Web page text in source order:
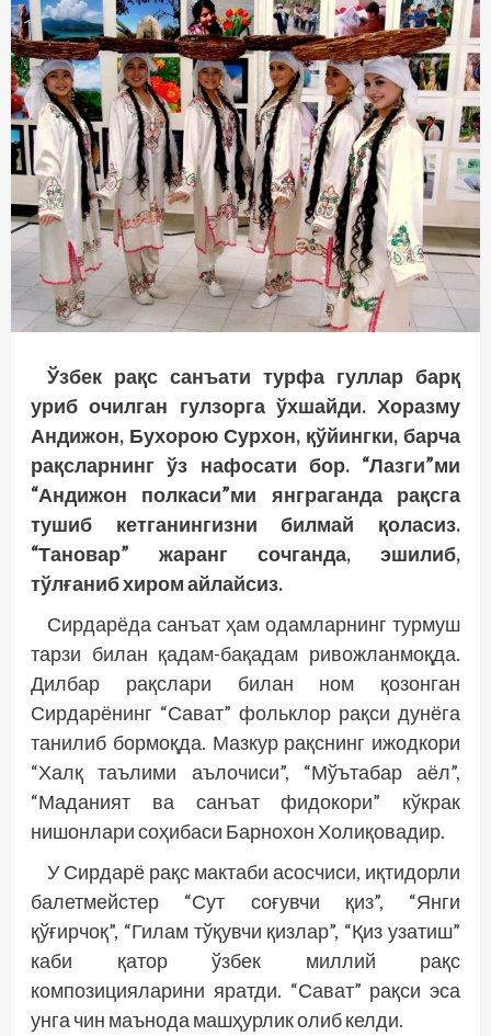
Ўзбек рақс санъати турфа гуллар барқ
уриб очилган гулзорга ўхшайди. Хоразму
Андижон, Бухорою Сурхон, қўйингки, барча
рақсларнинг ўз нафосати бор. “Лазги”ми
“Андижон полкаси”ми янграганда рақсга
тушиб кетганингизни билмай қоласиз.
“Тановар” жаранг сочганда, эшилиб,
тўлғаниб хиром айлайсиз.
Сирдарёда санъат ҳам одамларнинг турмуш
тарзи билан қадам-бақадам ривожланмоқда.
Дилбар рақслари билан ном қозонган
Сирдарёнинг “Сават” фольклор рақси дунёга
танилиб бормоқда. Мазкур рақснинг ижодкори
“Халқ таълими аълочиси”, “Мўътабар аёл”,
“Маданият ва санъат фидокори” кўкрак
нишонлари соҳибаси Барнохон Холиқовадир.
У Сирдарё рақс мактаби асосчиси, иқтидорли
балетмейстер “Сут соғувчи қиз”, “Янги
қўғирчоқ”, “Гилам тўқувчи қизлар”, “Қиз узатиш”
каби қатор ўзбек миллий рақс
композицияларини яратди. “Сават” рақси эса
унга чин маънода машҳурлик олиб келди.